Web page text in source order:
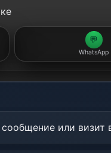
💬
WhatsApp
или визит